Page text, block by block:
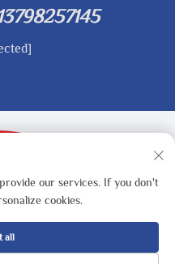
REDY-MED
за поверителност
our services. If you don't
cookies.
all